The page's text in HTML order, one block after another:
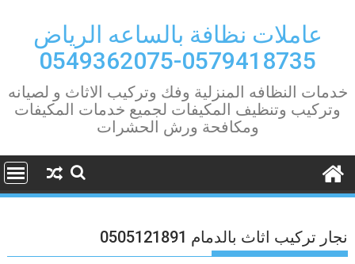
contentعاملات نظافة بالساعه الرياض
0579418735-0549362075
خدمات النظافه المنزلية وفك وتركيب الاثاث و لصيانه
وتركيب وتنظيف المكيفات لجميع خدمات المكيفات
ومكافحة ورش الحشرات
نجار تركيب اثاث بالدمام 0505121891